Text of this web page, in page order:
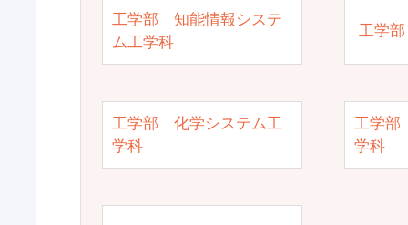
工学部 知能情報システ
ム工学科
工学
工学部 化学システム工
学科
工学部
学科